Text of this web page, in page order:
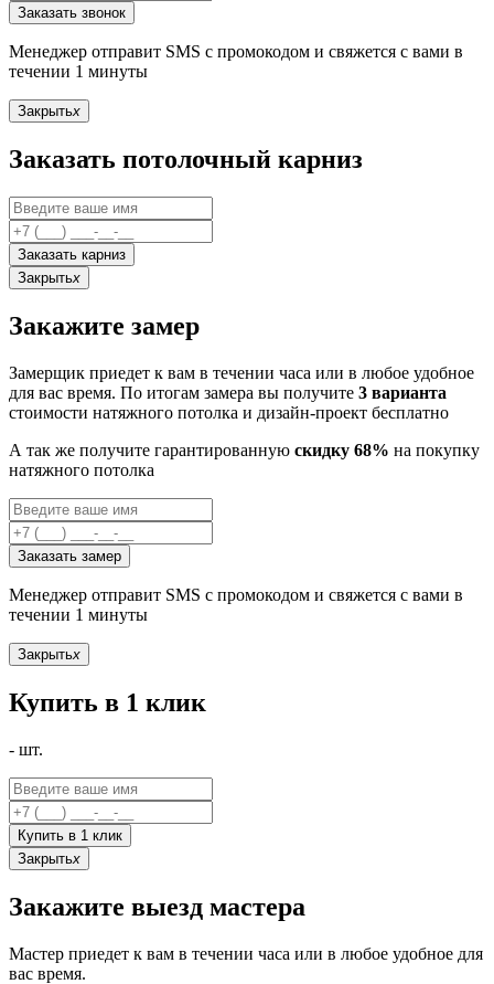
Заказать звонок
Менеджер отправит SMS с промокодом и свяжется с вами в
течении 1 минуты
Закрытьx
Заказать потолочный карниз
Заказать карниз
Закрытьx
Закажите замер
Замерщик приедет к вам в течении часа или в любое удобное
для вас время. По итогам замера вы получите 3 варианта
стоимости натяжного потолка и дизайн-проект бесплатно
А так же получите гарантированную скидку 68% на покупку
натяжного потолка
Заказать замер
Менеджер отправит SMS с промокодом и свяжется с вами в
течении 1 минуты
Закрытьx
Купить в 1 клик
- шт.
Купить в 1 клик
Закрытьx
Закажите выезд мастера
Мастер приедет к вам в течении часа или в любое удобное для
вас время.